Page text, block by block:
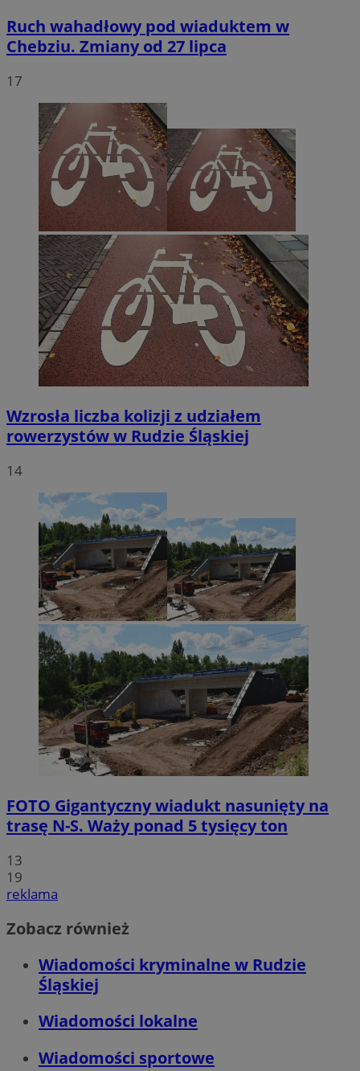
Ruch wahadłowy pod wiaduktem w
Chebziu. Zmiany od 27 lipca
17
Wzrosła liczba kolizji z udziałem
rowerzystów w Rudzie Śląskiej
14
FOTO Gigantyczny wiadukt nasunięty na
trasę N-S. Waży ponad 5 tysięcy ton
13
19
reklama
Zobacz również
Wiadomości kryminalne w Rudzie
Śląskiej
Wiadomości lokalne
Wiadomości sportowe